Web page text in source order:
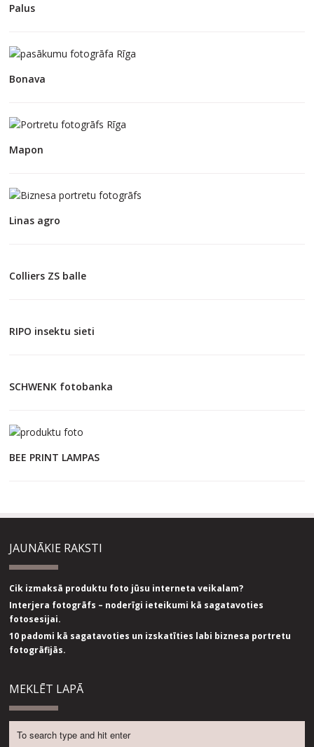
Palus
Bonava
Mapon
Linas agro
Colliers ZS balle
RIPO insektu sieti
SCHWENK fotobanka
BEE PRINT LAMPAS
JAUNĀKIE RAKSTI
Cik izmaksā produktu foto jūsu interneta veikalam?
Interjera fotogrāfs – noderīgi ieteikumi kā sagatavoties
fotosesijai.
10 padomi kā sagatavoties un izskatīties labi biznesa portretu
fotogrāfijās.
MEKLĒT LAPĀ